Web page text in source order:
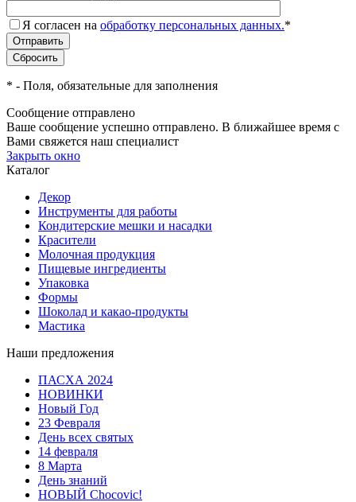
Я согласен на обработку персональных данных.*
* - Поля, обязательные для заполнения
Сообщение отправлено
Ваше сообщение успешно отправлено. В ближайшее время с
Вами свяжется наш специалист
Закрыть окно
Каталог
Декор
Инструменты для работы
Кондитерские мешки и насадки
Красители
Молочная продукция
Пищевые ингредиенты
Упаковка
Формы
Шоколад и какао-продукты
Мастика
Наши предложения
ПАСХА 2024
НОВИНКИ
Новый Год
23 Февраля
День всех святых
14 февраля
8 Марта
День знаний
НОВЫЙ Chocovic!